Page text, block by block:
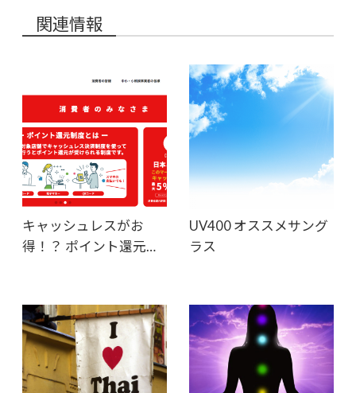
関連情報
キャッシュレスがお
得！？ ポイント還元…
UV400 オススメサング
ラス